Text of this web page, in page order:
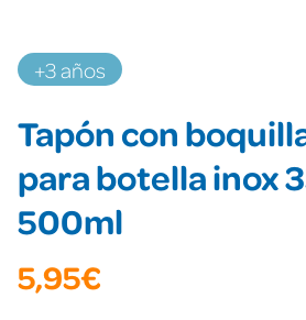
+3 años
Tapón con
para botella inox
500ml
5,95€